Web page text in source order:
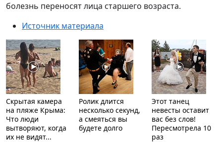
болезнь переносят лица старшего возраста.
Источник материала
Скрытая камера
на пляже Крыма:
Что люди
вытворяют, когда
их не видят...
Ролик длится
несколько секунд,
а смеяться вы
будете долго
Этот танец
невесты оставит
вас без слов!
Пересмотрела 10
раз